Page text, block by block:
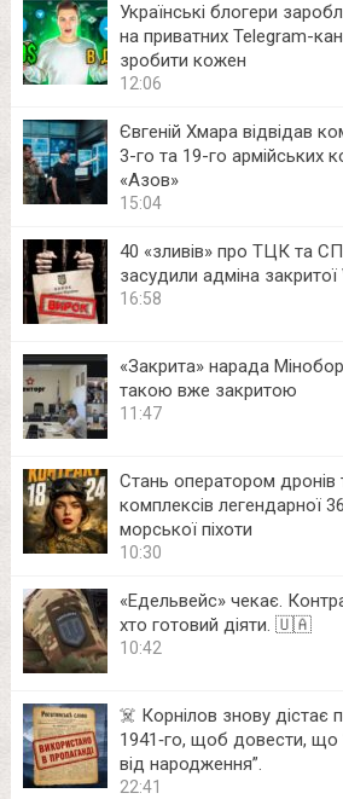
Українські блогери
на приватних Telegram-
зробити кожен
12:06
Євгеній Хмара відвідав
3-го та 19-го армійських
«Азов»
15:04
40 «зливів» про ТЦК та
засудили адміна закритої
16:58
«Закрита» нарада
такою вже закритою
11:47
Стань оператором дронів
комплексів легендарної
морської піхоти
10:30
«Едельвейс» чекає.
хто готовий діяти. 🇺🇦
10:42
☠️ Корнілов знову дістає
1941‑го, щоб довести, що
від народження”.
22:41